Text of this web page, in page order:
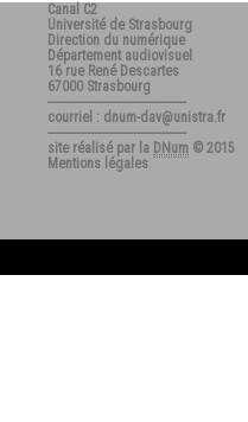
Canal C2
Université de Strasbourg
Direction du numérique
Département audiovisuel
16 rue René Descartes
67000 Strasbourg
---------------------------------------
courriel : dnum-dav@unistra.fr
---------------------------------------
site réalisé par la DNum © 2015
Mentions légales